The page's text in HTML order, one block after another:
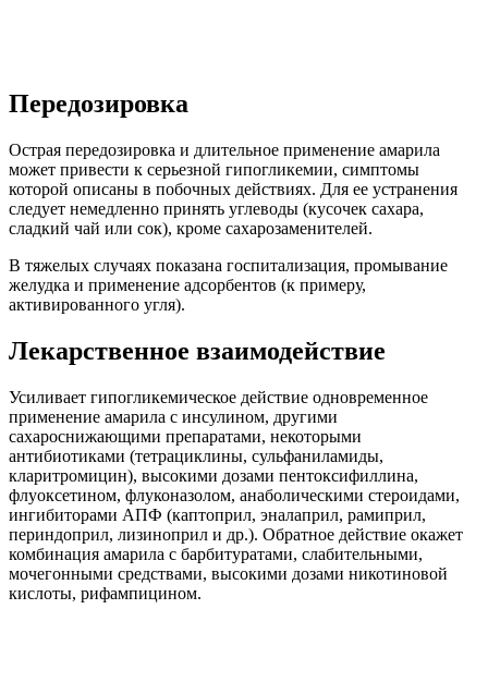
Передозировка
Острая передозировка и длительное применение амарила
может привести к серьезной гипогликемии, симптомы
которой описаны в побочных действиях. Для ее устранения
следует немедленно принять углеводы (кусочек сахара,
сладкий чай или сок), кроме сахарозаменителей.
В тяжелых случаях показана госпитализация, промывание
желудка и применение адсорбентов (к примеру,
активированного угля).
Лекарственное взаимодействие
Усиливает гипогликемическое действие одновременное
применение амарила с инсулином, другими
сахароснижающими препаратами, некоторыми
антибиотиками (тетрациклины, сульфаниламиды,
кларитромицин), высокими дозами пентоксифиллина,
флуоксетином, флуконазолом, анаболическими стероидами,
ингибиторами АПФ (каптоприл, эналаприл, рамиприл,
периндоприл, лизиноприл и др.). Обратное действие окажет
комбинация амарила с барбитуратами, слабительными,
мочегонными средствами, высокими дозами никотиновой
кислоты, рифампицином.